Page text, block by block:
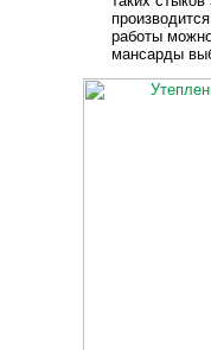
работы
мансарды